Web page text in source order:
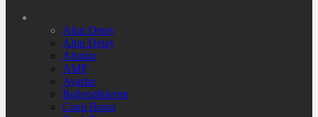
Altın Detay
Altın Detay
Altınlar
AMP
Ayarlar
Beğendiklerim
Canlı Borsa